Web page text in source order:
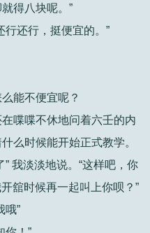
得八块呢。”
行还行，挺便宜的。”
能不便宜呢？
喋喋不休地问着六壬的内
么时候能开始正式教学。
我淡淡地说。“这样吧，你
舘时候再一起叫上你呗？”
哦”